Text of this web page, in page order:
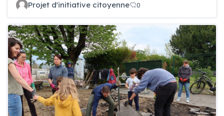
Projet d'initiative citoyenne 0